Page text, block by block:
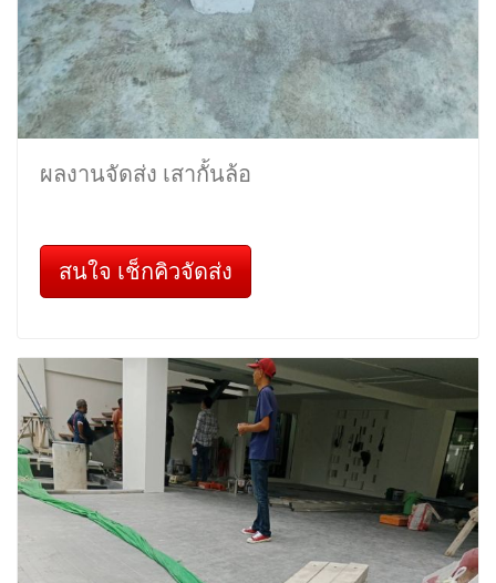
ผลงานจัดส่ง เสากั้นล้อ
สนใจ เช็กคิวจัดส่ง